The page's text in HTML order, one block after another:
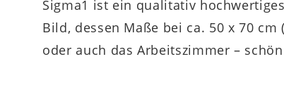
Sigma1 ist ein qualitativ
Bild, dessen Maße bei ca. 50 x 70
oder auch das Arbeitszimmer –